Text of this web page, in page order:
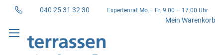
040 25 31 32 30 Expertenrat Mo.– Fr. 9.00 – 17.00 Uhr
Mein Warenkorb
zum